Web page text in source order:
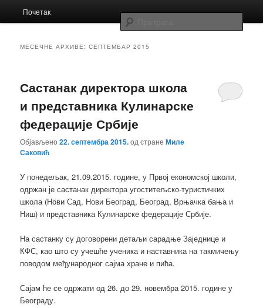
Заједница
изборник
Скочи
садржај
Скочи
садржај
Почетак
МЕСЕЧНЕ АРХИВЕ:СЕПТЕМБАР 2015
Састанак директора школа
и представника Кулинарске
федерације Србије
Објављено22. септембра 2015.од странеМиле
Саковић
У понедељак, 21.09.2015. године, у Првој економској школи,
одржан је састанак директора угоститељско-туристичких
школа (Нови Сад, Нови Београд, Београд, Врњачка бања и
Ниш) и представника Кулинарске федерације Србије.
На састанку су договорени детаљи сарадње Заједнице и
КФС, као што су учешће ученика и наставника на такмичењу
поводом међународног сајма хране и пића.
Сајам ће се одржати од 26. до 29. новембра 2015. године у
Београду.